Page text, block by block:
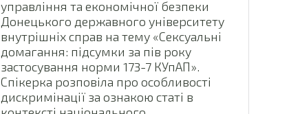
управління та економічної безпеки
Донецького державного університету
внутрішніх справ на тему «Сексуальні
домагання: підсумки за пів року
застосування норми 173-7 КУпАП».
Спікерка розповіла про особливості
дискримінації за ознакою статі в